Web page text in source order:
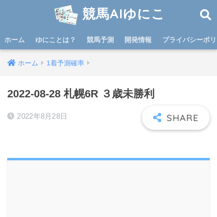
競馬AIゆにこ
ホーム ゆにことは？ 競馬予測 開発情報 プライバシーポ
ホーム 1着予測確率
2022-08-28 札幌6R ３歳未勝利
2022年8月28日